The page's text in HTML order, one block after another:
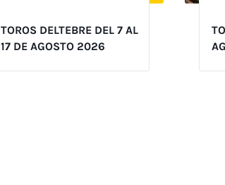
TOROS DELTEBRE DEL 7 AL
17 DE AGOSTO 2026